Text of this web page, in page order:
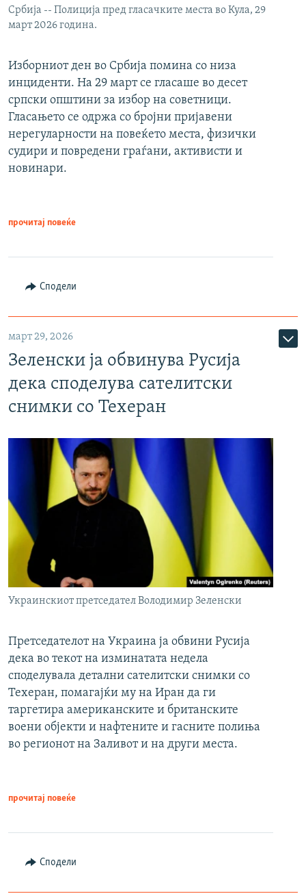
Србија -- Полиција пред гласачките места во Кула, 29
март 2026 година.
Изборниот ден во Србија помина со низа
инциденти. На 29 март се гласаше во десет
српски општини за избор на советници.
Гласањето се одржа со бројни пријавени
нерегуларности на повеќето места, физички
судири и повредени граѓани, активисти и
новинари.
прочитај повеќе
Сподели
март 29, 2026
Зеленски ја обвинува Русија
дека споделува сателитски
снимки со Техеран
Украинскиот претседател Володимир Зеленски
Претседателот на Украина ја обвини Русија
дека во текот на изминатата недела
споделувала детални сателитски снимки со
Техеран, помагајќи му на Иран да ги
таргетира американските и британските
воени објекти и нафтените и гасните полиња
во регионот на Заливот и на други места.
прочитај повеќе
Сподели